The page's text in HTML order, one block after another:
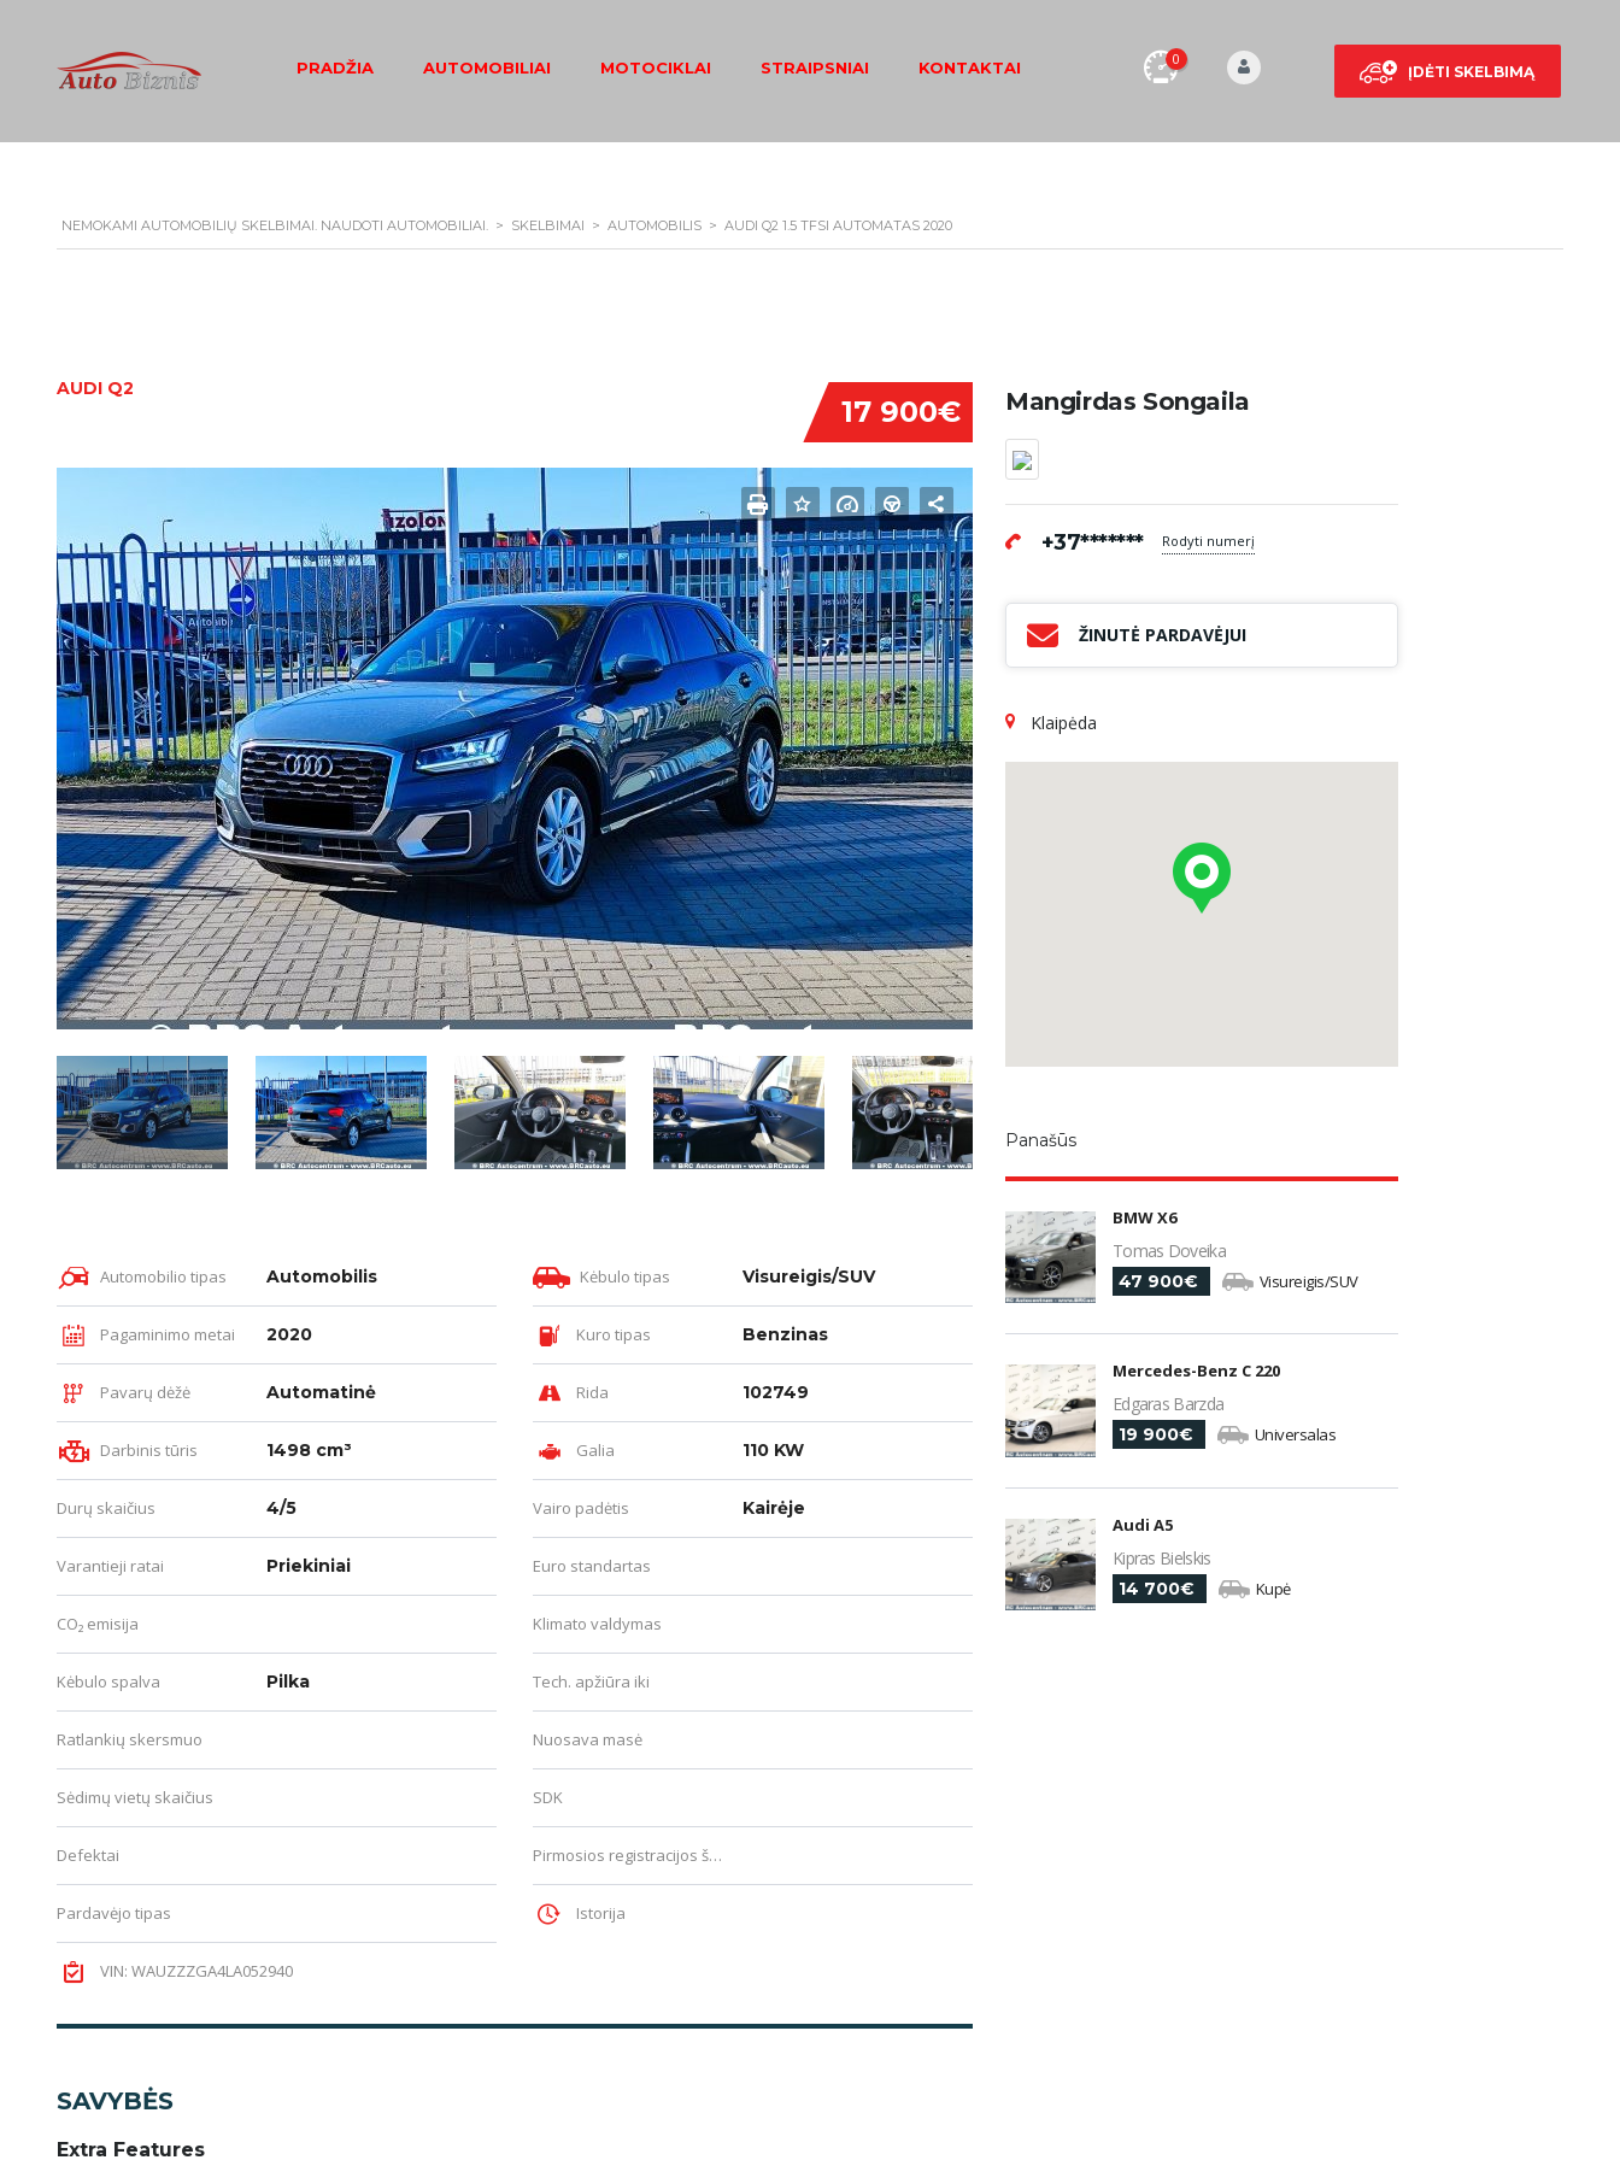
ĮDĖTI SKELBIMĄ
0
PRADŽIA AUTOMOBILIAI MOTOCIKLAI STRAIPSNIAI KONTAKTAI
NEMOKAMI AUTOMOBILIŲ SKELBIMAI. NAUDOTI AUTOMOBILIAI. > SKELBIMAI > AUTOMOBILIS > AUDI Q2 1.5 TFSI AUTOMATAS 2020
AUDI Q2
17 900€
Automobilio tipas Automobilis Kėbulo tipas Visureigis/SUV
Pagaminimo metai 2020 Kuro tipas Benzinas
Pavarų dėžė Automatinė Rida 102749
Darbinis tūris 1498 cm³ Galia 110 KW
Durų skaičius 4/5 Vairo padėtis Kairėje
Varantieji ratai Priekiniai Euro standartas
CO₂ emisija Klimato valdymas
Kėbulo spalva Pilka Tech. apžiūra iki
Ratlankių skersmuo Nuosava masė
Sėdimų vietų skaičius SDK
Defektai Pirmosios registracijos šalis
Pardavėjo tipas Istorija
VIN: WAUZZZGA4LA052940
SAVYBĖS
Extra Features
Mangirdas Songaila
+37******* Rodyti numerį
ŽINUTĖ PARDAVĖJUI
Klaipėda
Panašūs
BMW X6
Tomas Doveika
47 900€ Visureigis/SUV
Mercedes-Benz C 220
Edgaras Barzda
19 900€ Universalas
Audi A5
Kipras Bielskis
14 700€ Kupė